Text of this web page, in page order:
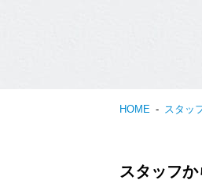
HOME スタッ
スタッフ